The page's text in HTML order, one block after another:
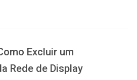
Excluir um
Rede de Display